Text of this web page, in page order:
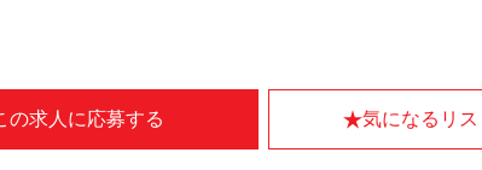
の求人に応募する 気になるリ